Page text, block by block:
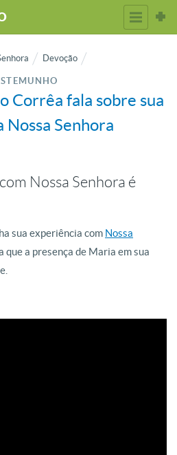
Devoção
Corrêa fala sobre sua
Nossa Senhora
Nossa Senhora é
sua experiência com Nossa
que a presença de Maria em sua